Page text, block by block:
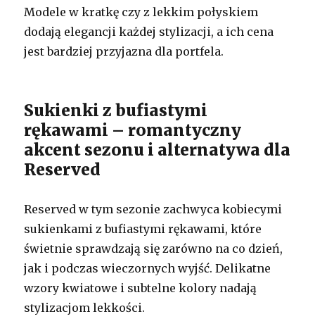
Modele w kratkę czy z lekkim połyskiem
dodają elegancji każdej stylizacji, a ich cena
jest bardziej przyjazna dla portfela.
Sukienki z bufiastymi
rękawami – romantyczny
akcent sezonu i alternatywa dla
Reserved
Reserved w tym sezonie zachwyca kobiecymi
sukienkami z bufiastymi rękawami, które
świetnie sprawdzają się zarówno na co dzień,
jak i podczas wieczornych wyjść. Delikatne
wzory kwiatowe i subtelne kolory nadają
stylizacjom lekkości.